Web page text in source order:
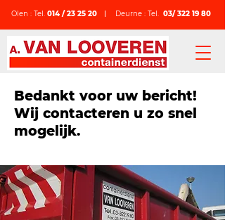
Olen : Tel. 014 / 23 25 20 Deurne : Tel. 03/ 322 19 80
Bedankt voor uw bericht!
Wij contacteren u zo snel
mogelijk.